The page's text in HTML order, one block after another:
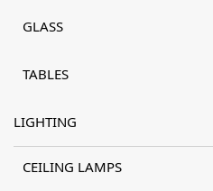
GLASS
TABLES
LIGHTING
CEILING LAMPS